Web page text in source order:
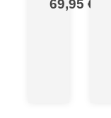
69,95 €